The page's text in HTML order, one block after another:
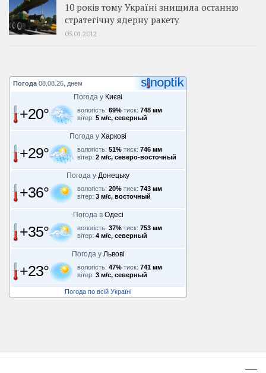
10 років тому Україні знищила останню
стратегічну ядерну ракету
05.01.2012
Погода 08.08.26, днем
Погода у Києві
+20° вологість: 69% тиск: 748 мм
вітер: 5 м/с, северный
Погода у Харкові
+29° вологість: 51% тиск: 746 мм
вітер: 2 м/с, северо-восточный
Погода у Донецьку
+36° вологість: 20% тиск: 743 мм
вітер: 3 м/с, восточный
Погода в Одесі
+35° вологість: 37% тиск: 753 мм
вітер: 4 м/с, северный
Погода у Львові
+23° вологість: 47% тиск: 741 мм
вітер: 3 м/с, северный
Погода по всій Україні